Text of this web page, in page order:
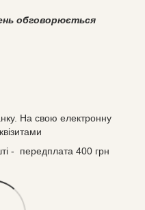
обговорюється
На свою електронну
- передплата 400 грн